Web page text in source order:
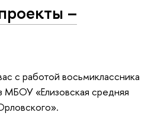
–
с работой восьмиклассника
МБОУ «Елизовская средняя